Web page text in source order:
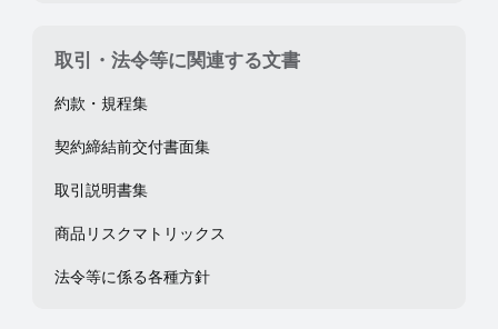
取引・法令等に関連する文書
約款・規程集
契約締結前交付書面集
取引説明書集
商品リスクマトリックス
法令等に係る各種方針